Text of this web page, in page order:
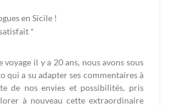
en Sicile !
*
il y a 20 ans, nous avons sous
qui a su adapter ses commentaires à
de nos envies et possibilités, pris
à nouveau cette extraordinaire